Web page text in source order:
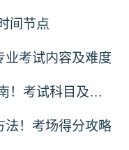
间节点
业考试内容及难度
2026年中级经济师备考指南！考试科目及取证条件
法！考场得分攻略